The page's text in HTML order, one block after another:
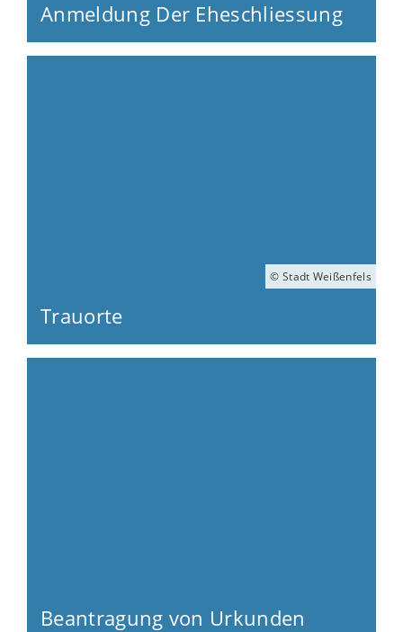
Anmeldung Der Eheschliessung
© Stadt Weißenfels
Trauorte
Beantragung von Urkunden